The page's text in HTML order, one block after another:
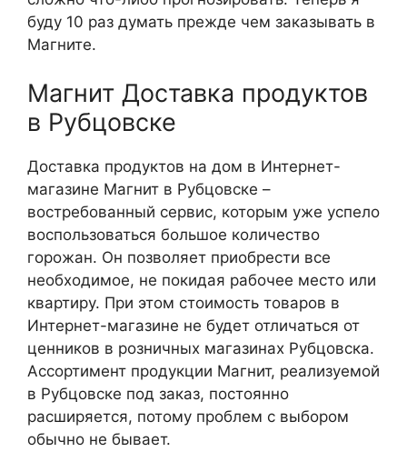
буду 10 раз думать прежде чем заказывать в
Магните.
Магнит Доставка продуктов
в Рубцовске
Доставка продуктов на дом в Интернет-
магазине Магнит в Рубцовске –
востребованный сервис, которым уже успело
воспользоваться большое количество
горожан. Он позволяет приобрести все
необходимое, не покидая рабочее место или
квартиру. При этом стоимость товаров в
Интернет-магазине не будет отличаться от
ценников в розничных магазинах Рубцовска.
Ассортимент продукции Магнит, реализуемой
в Рубцовске под заказ, постоянно
расширяется, потому проблем с выбором
обычно не бывает.